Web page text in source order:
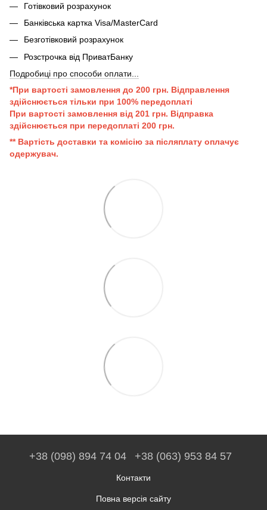
Готівковий розрахунок
Банківська картка Visa/MasterCard
Безготівковий розрахунок
Розстрочка від ПриватБанку
Подробиці про способи оплати...
*При вартості замовлення до 200 грн. Відправлення
здійснюється тільки при 100% передоплаті
При вартості замовлення від 201 грн. Відправка
здійснюється при передоплаті 200 грн.
** Вартість доставки та комісію за післяплату оплачує
одержувач.
+38 (098) 894 74 04 +38 (063) 953 84 57
Контакти
Повна версія сайту